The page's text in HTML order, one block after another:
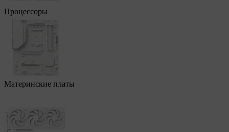
Процессоры
Материнские платы